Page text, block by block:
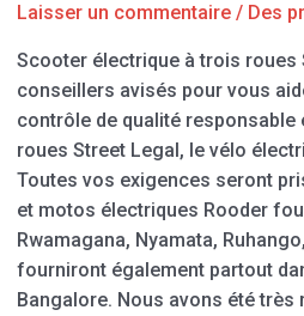
Laisser un commentaire / Des
Scooter électrique à trois roues
conseillers avisés pour vous
contrôle de qualité
roues Street Legal, le vélo
Toutes vos exigences seront
et motos électriques Rooder
Rwamagana, Nyamata,
fourniront également partout
Bangalore. Nous avons été